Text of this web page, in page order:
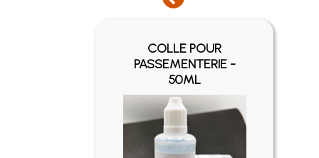
COLLE POUR
PASSEMENTERIE -
50ML